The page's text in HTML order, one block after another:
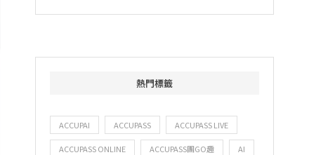
熱門標籤
ACCUPAI ACCUPASS ACCUPASS LIVE
ACCUPASS ONLINE ACCUPASS團GO趣 AI